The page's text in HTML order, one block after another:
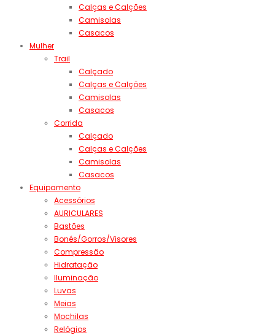
Calças e Calções
Camisolas
Casacos
Mulher
Trail
Calçado
Calças e Calções
Camisolas
Casacos
Corrida
Calçado
Calças e Calções
Camisolas
Casacos
Equipamento
Acessórios
AURICULARES
Bastões
Bonés/Gorros/Visores
Compressão
Hidratação
Iluminação
Luvas
Meias
Mochilas
Relógios